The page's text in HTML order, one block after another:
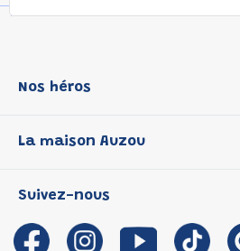
Nos héros
P'tit Loup
Les Influenceuses
Migali
La maison Auzou
Notre histoire
Auzou s'engage
Suivez-nous